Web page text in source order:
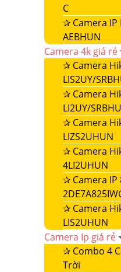
C
✰ Camera IP
AEBHUN
Camera 4k giá rẻ
✰ Camera
LIS2UY/
✰ Camera
LI2UY/
✰ Camera
LIZS2UHUN
✰ Camera
4LI2UHUN
✰ Camera IP
✰ Camera
LIS2UHUN
Camera Ip giá rẻ
✰ Combo 4
Trời